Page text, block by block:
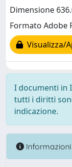
Dimensione
Formato Adobe
Visualizza/
I documenti in
tutti i diritti
indicazione.
Informazioni